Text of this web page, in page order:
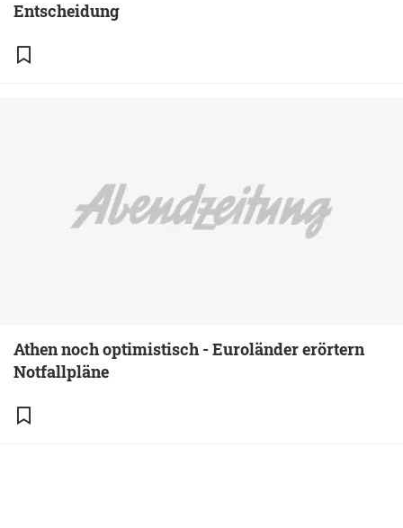
Entscheidung
Athen noch optimistisch - Euroländer erörtern
Notfallpläne